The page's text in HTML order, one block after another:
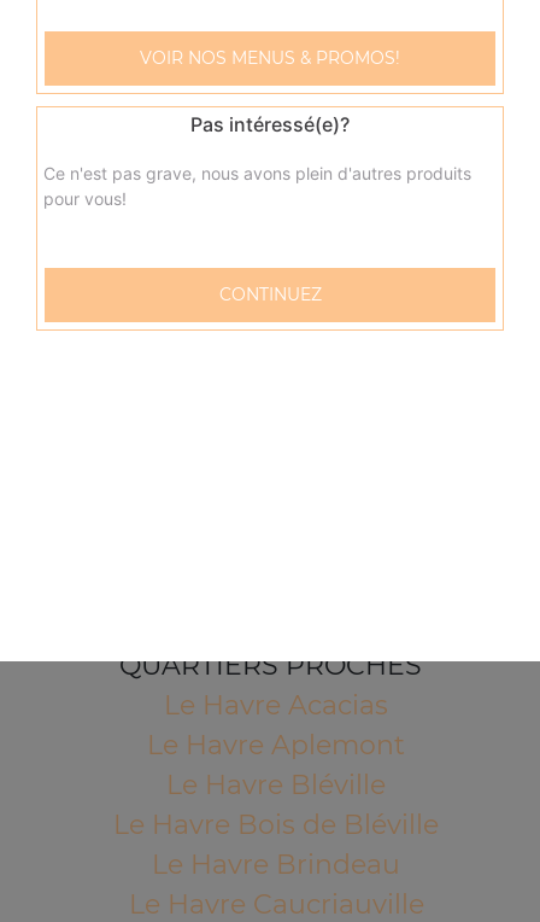
QUARTIERS PROCHES
Le Havre Acacias
Le Havre Aplemont
Le Havre Bléville
Le Havre Bois de Bléville
Le Havre Brindeau
Le Havre Caucriauville
VOIR NOS MENUS & PROMOS!
Pas intéressé(e)?
Ce n'est pas grave, nous avons plein d'autres produits
pour vous!
CONTINUEZ